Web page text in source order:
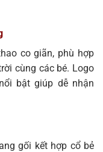
co giãn, phù hợp
cùng các bé. Logo
bật giúp dễ nhận
gối kết hợp cổ bẻ